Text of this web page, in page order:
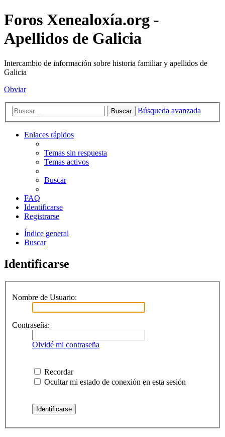
Foros Xenealoxía.org -
Apellidos de Galicia
Intercambio de información sobre historia familiar y apellidos de
Galicia
Obviar
Buscar Búsqueda avanzada
Enlaces rápidos
Temas sin respuesta
Temas activos
Buscar
FAQ
Identificarse
Registrarse
Índice general
Buscar
Identificarse
Nombre de Usuario:
Contraseña:
Olvidé mi contraseña
Recordar
Ocultar mi estado de conexión en esta sesión